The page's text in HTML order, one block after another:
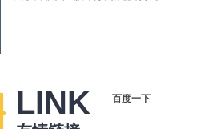
LINK 百度一下